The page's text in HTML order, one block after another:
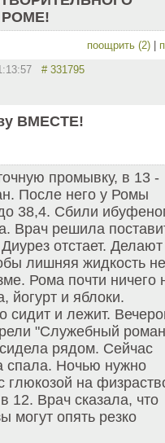
поощрить (2) |
# 331795
ВМЕСТЕ!
промывку, в 13 -
После него у Ромы
38,4. Сбили
Врач решила
отстает. Делают
лишняя жидкость не
Рома почти ничего
йогурт и яблоки.
сидит и лежит.
"Служебный
рядом. Сейчас
спала. Ночью нужно
глюкозой на
12. Врач сказала, что
могут опять резко